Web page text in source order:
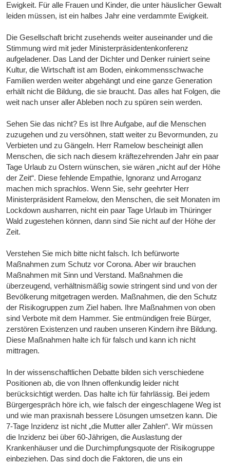
Ewigkeit. Für alle Frauen und Kinder, die unter häuslicher Gewalt
leiden müssen, ist ein halbes Jahr eine verdammte Ewigkeit.
Die Gesellschaft bricht zusehends weiter auseinander und die
Stimmung wird mit jeder Ministerpräsidentenkonferenz
aufgeladener. Das Land der Dichter und Denker ruiniert seine
Kultur, die Wirtschaft ist am Boden, einkommensschwache
Familien werden weiter abgehängt und eine ganze Generation
erhält nicht die Bildung, die sie braucht. Das alles hat Folgen, die
weit nach unser aller Ableben noch zu spüren sein werden.
Sehen Sie das nicht? Es ist Ihre Aufgabe, auf die Menschen
zuzugehen und zu versöhnen, statt weiter zu Bevormunden, zu
Verbieten und zu Gängeln. Herr Ramelow bescheinigt allen
Menschen, die sich nach diesem kräftezehrenden Jahr ein paar
Tage Urlaub zu Ostern wünschen, sie wären „nicht auf der Höhe
der Zeit“. Diese fehlende Empathie, Ignoranz und Arroganz
machen mich sprachlos. Wenn Sie, sehr geehrter Herr
Ministerpräsident Ramelow, den Menschen, die seit Monaten im
Lockdown ausharren, nicht ein paar Tage Urlaub im Thüringer
Wald zugestehen können, dann sind Sie nicht auf der Höhe der
Zeit.
Verstehen Sie mich bitte nicht falsch. Ich befürworte
Maßnahmen zum Schutz vor Corona. Aber wir brauchen
Maßnahmen mit Sinn und Verstand. Maßnahmen die
überzeugend, verhältnismäßig sowie stringent sind und von der
Bevölkerung mitgetragen werden. Maßnahmen, die den Schutz
der Risikogruppen zum Ziel haben. Ihre Maßnahmen von oben
sind Verbote mit dem Hammer. Sie entmündigen freie Bürger,
zerstören Existenzen und rauben unseren Kindern ihre Bildung.
Diese Maßnahmen halte ich für falsch und kann ich nicht
mittragen.
In der wissenschaftlichen Debatte bilden sich verschiedene
Positionen ab, die von Ihnen offenkundig leider nicht
berücksichtigt werden. Das halte ich für fahrlässig. Bei jedem
Bürgergespräch höre ich, wie falsch der eingeschlagene Weg ist
und wie man praxisnah bessere Lösungen umsetzen kann. Die
7-Tage Inzidenz ist nicht „die Mutter aller Zahlen“. Wir müssen
die Inzidenz bei über 60-Jährigen, die Auslastung der
Krankenhäuser und die Durchimpfungsquote der Risikogruppe
einbeziehen. Das sind doch die Faktoren, die uns ein